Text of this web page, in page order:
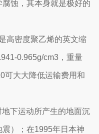
蚀，其本身就是极好的
高密度聚乙烯的英文缩
0.965g/cm3，重量
可大大降低运输费用和
下运动所产生的地面沉
）；在1995年日本神